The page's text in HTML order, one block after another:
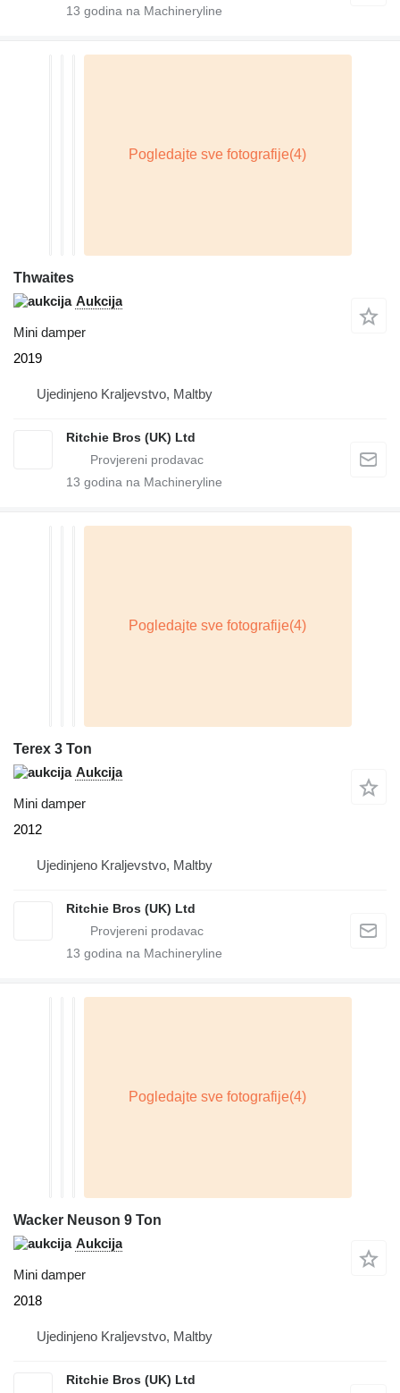
13 godina na Machineryline
Thwaites
Aukcija
Mini damper
2019
Ujedinjeno Kraljevstvo, Maltby
Ritchie Bros (UK) Ltd
13 godina na Machineryline
Terex 3 Ton
Aukcija
Mini damper
2012
Ujedinjeno Kraljevstvo, Maltby
Ritchie Bros (UK) Ltd
13 godina na Machineryline
Wacker Neuson 9 Ton
Aukcija
Mini damper
2018
Ujedinjeno Kraljevstvo, Maltby
Ritchie Bros (UK) Ltd